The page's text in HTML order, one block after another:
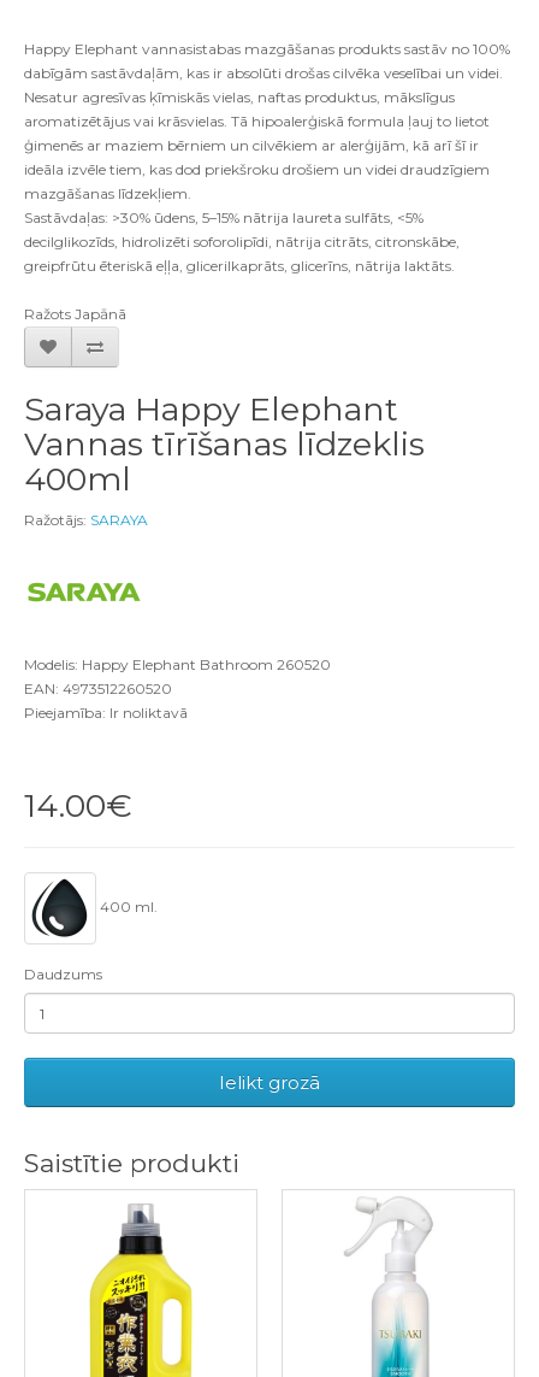
Happy Elephant vannasistabas mazgāšanas produkts sastāv no 100%
dabīgām sastāvdaļām, kas ir absolūti drošas cilvēka veselībai un videi.
Nesatur agresīvas ķīmiskās vielas, naftas produktus, mākslīgus
aromatizētājus vai krāsvielas. Tā hipoalerģiskā formula ļauj to lietot
ģimenēs ar maziem bērniem un cilvēkiem ar alerģijām, kā arī šī ir
ideāla izvēle tiem, kas dod priekšroku drošiem un videi draudzīgiem
mazgāšanas līdzekļiem.
Sastāvdaļas: >30% ūdens, 5–15% nātrija laureta sulfāts, <5%
decilglikozīds, hidrolizēti soforolipīdi, nātrija citrāts, citronskābe,
greipfrūtu ēteriskā eļļa, glicerilkaprāts, glicerīns, nātrija laktāts.
Ražots Japānā
Saraya Happy Elephant
Vannas tīrīšanas līdzeklis
400ml
Ražotājs: SARAYA
Modelis: Happy Elephant Bathroom 260520
EAN: 4973512260520
Pieejamība: Ir noliktavā
14.00€
400 ml.
Daudzums
Ielikt grozā
Saistītie produkti